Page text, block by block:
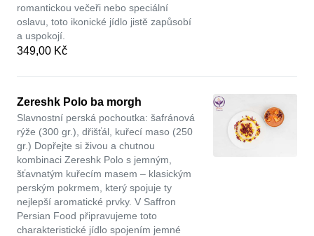
romantickou večeři nebo speciální
oslavu, toto ikonické jídlo jistě zapůsobí
a uspokojí.
349,00 Kč
Zereshk Polo ba morgh
Slavnostní perská pochoutka: šafránová
rýže (300 gr.), dřišťál, kuřecí maso (250
gr.) Dopřejte si živou a chutnou
kombinaci Zereshk Polo s jemným,
šťavnatým kuřecím masem – klasickým
perským pokrmem, který spojuje ty
nejlepší aromatické prvky. V Saffron
Persian Food připravujeme toto
charakteristické jídlo spojením jemné